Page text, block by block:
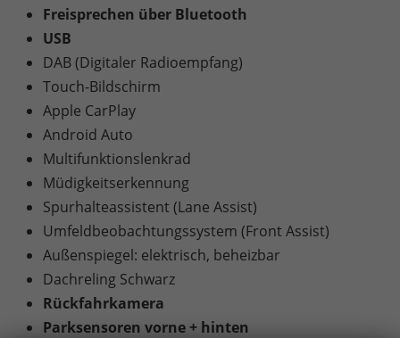
Freisprechen über Bluetooth
USB
DAB (Digitaler Radioempfang)
Touch-Bildschirm
Apple CarPlay
Android Auto
Multifunktionslenkrad
Müdigkeitserkennung
Spurhalteassistent (Lane Assist)
Umfeldbeobachtungssystem (Front Assist)
Außenspiegel: elektrisch, beheizbar
Dachreling Schwarz
Rückfahrkamera
Parksensoren vorne + hinten